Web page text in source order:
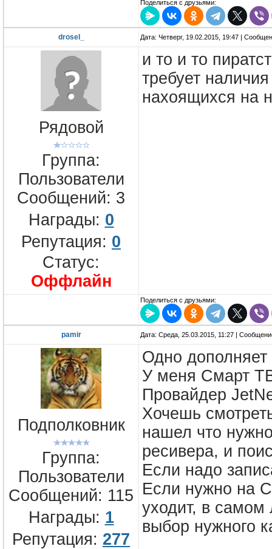
Поделиться с друзьями:
drosel_ Дата: Четверг, 19.02.2015, 19:47 |
Рядовой
Группа:
Пользователи
Сообщений: 3
Награды: 0
Репутация: 0
Статус:
Оффлайн
и то и то
требует
нахоящихся на
Поделиться с друзьями:
pamir Дата: Среда, 25.03.2015, 11:27 |
Подполковник
Группа:
Пользователи
Сообщений: 115
Награды: 1
Репутация: 277
Одно дополняет
У меня Смарт
Провайдер
Хочешь
нашел что
ресивера, и
Если надо
Если нужно на
уходит, в
выбор нужного